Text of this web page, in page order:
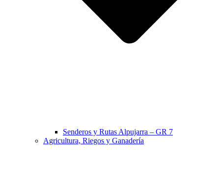
Senderos y Rutas Alpujarra – GR 7
Agricultura, Riegos y Ganadería